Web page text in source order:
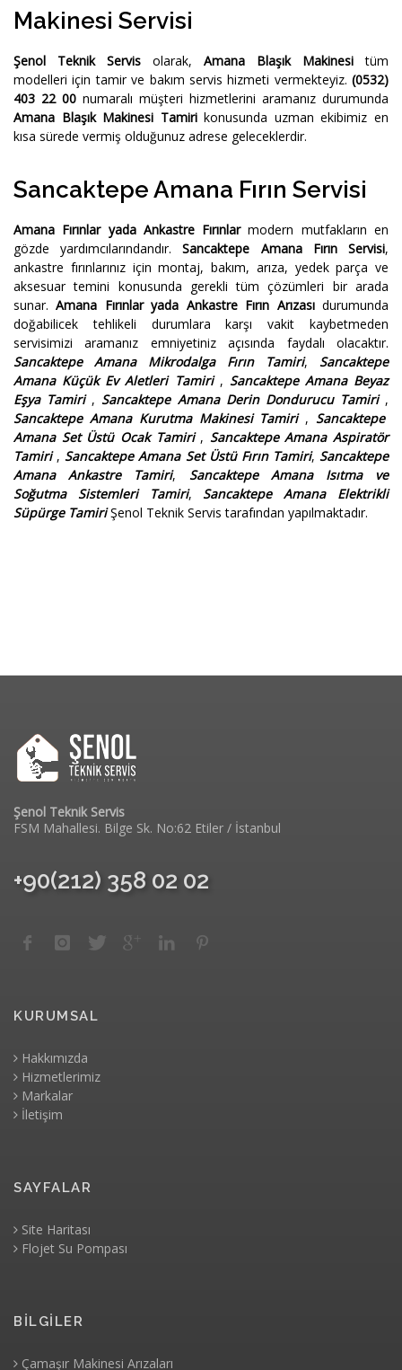
Makinesi Servisi
Şenol Teknik Servis olarak, Amana Blaşık Makinesi tüm
modelleri için tamir ve bakım servis hizmeti vermekteyiz. (0532)
403 22 00 numaralı müşteri hizmetlerini aramanız durumunda
Amana Blaşık Makinesi Tamirikonusunda uzman ekibimiz en
kısa sürede vermiş olduğunuz adrese geleceklerdir.
Sancaktepe Amana Fırın Servisi
Amana Fırınlar yada Ankastre Fırınlarmodern mutfakların en
gözde yardımcılarındandır.Sancaktepe Amana Fırın Servisi,
ankastre fırınlarınız için montaj, bakım, arıza, yedek parça ve
aksesuar temini konusunda gerekli tüm çözümleri bir arada
sunar.Amana Fırınlar yada Ankastre Fırın Arızasıdurumunda
doğabilicek tehlikeli durumlara karşı vakit kaybetmeden
servisimizi aramanız emniyetiniz açısında faydalı olacaktır.
Sancaktepe Amana Mikrodalga Fırın Tamiri, Sancaktepe
Amana Küçük Ev Aletleri Tamiri , Sancaktepe Amana Beyaz
Eşya Tamiri , Sancaktepe Amana Derin Dondurucu Tamiri ,
Sancaktepe Amana Kurutma Makinesi Tamiri ,Sancaktepe
Amana Set Üstü Ocak Tamiri , Sancaktepe Amana Aspiratör
Tamiri ,Sancaktepe Amana Set Üstü Fırın Tamiri, Sancaktepe
Amana Ankastre Tamiri, Sancaktepe Amana Isıtma ve
Soğutma Sistemleri Tamiri, Sancaktepe Amana Elektrikli
Süpürge TamiriŞenol Teknik Servis tarafından yapılmaktadır.
Şenol Teknik Servis
FSM Mahallesi. Bilge Sk. No:62 Etiler / İstanbul
+90(212) 358 02 02
KURUMSAL
Hakkımızda
Hizmetlerimiz
Markalar
İletişim
SAYFALAR
Site Haritası
Flojet Su Pompası
BİLGİLER
Çamaşır Makinesi Arızaları